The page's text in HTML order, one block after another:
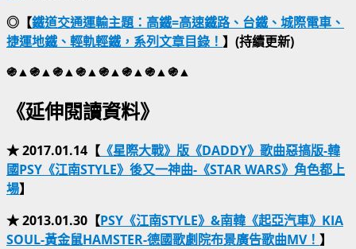
◎【鐵道交通運輸主題：高鐵=高速鐵路、台鐵、城際電車、
捷運地鐵、輕軌輕鐵，系列文章目錄！ 】(持續更新)
֍▲֍▲֍▲֍▲֍▲֍▲֍▲֍▲
《延伸閱讀資料》
★ 2017.01.14【 《星際大戰》版《DADDY》歌曲惡搞版-韓
國PSY《江南STYLE》後又一神曲-《STAR WARS》角色都上
場】
★ 2013.01.30【PSY《江南STYLE》&南韓《起亞汽車》KIA
SOUL-黃金鼠HAMSTER-德國歌劇院布景廣告歌曲MV！ 】